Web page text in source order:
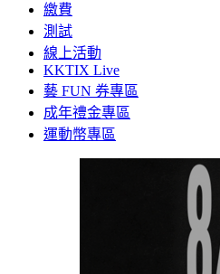
繳費
測試
線上活動
KKTIX Live
藝 FUN 券專區
成年禮金專區
運動幣專區